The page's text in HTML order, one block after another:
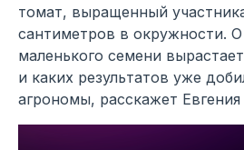
томат, выращенный
сантиметров в окружности.
маленького семени
и каких результатов уже
агрономы, расскажет